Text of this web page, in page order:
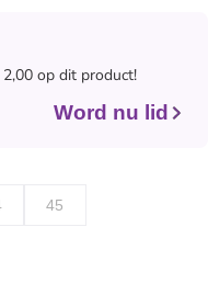
2,00 op dit product!
Word nu lid
45